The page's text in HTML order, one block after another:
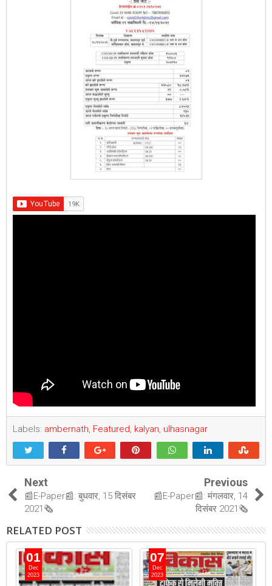
Labels: ambernath, Featured, kalyan, ulhasnagar
Next
📰E-Paper📰: बुधवार, 15 दिसंबर
2021🗞
Previous
📰E-Paper📰: मंगलवार, 14
दिसंबर 2021🗞
RELATED POST
01
Dec
2023
07
Dec
2023